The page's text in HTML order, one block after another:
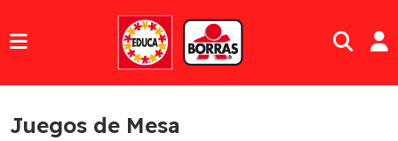
Juegos de Mesa